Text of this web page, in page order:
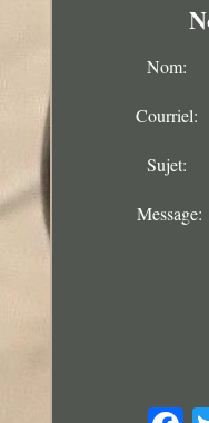
Nom:
Courriel:
Sujet:
Message: